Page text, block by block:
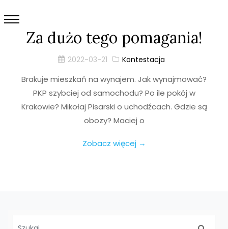
Za dużo tego pomagania!
2022-03-21 Kontestacja
Brakuje mieszkań na wynajem. Jak wynajmować?
PKP szybciej od samochodu? Po ile pokój w
Krakowie? Mikołaj Pisarski o uchodźcach. Gdzie są
obozy? Maciej o
Zobacz więcej →